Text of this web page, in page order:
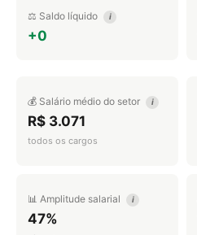
⚖️ Saldo líquido i
+0
💰 Salário médio do setor i
R$ 3.071
todos os cargos
📊 Amplitude salarial i
47%